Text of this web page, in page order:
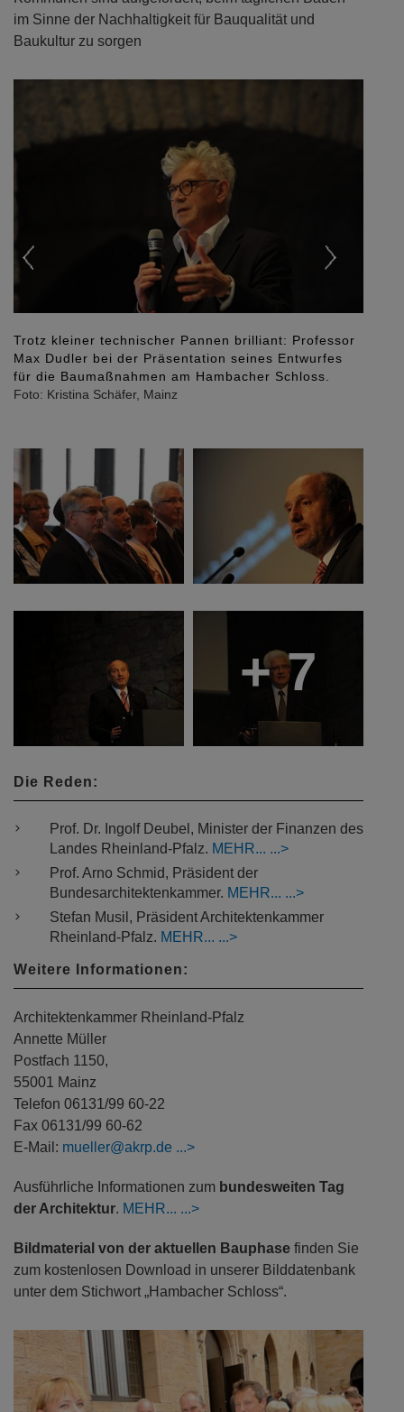
Stadtplanern, die allen Rede und Antwort stehen.
Gerade öffentliche Bauherren wie Bund, Länder und
Kommunen sind aufgefordert, beim täglichen Bauen
Blick ins Publikum während der Begrüßung durch
Foto: Kristina Schäfer, Mainz
Previous
+ 7
Die Reden:
Prof. Dr. Ingolf Deubel, Minister der Finanzen des
Landes Rheinland-Pfalz.MEHR...
Prof. Arno Schmid, Präsident der
Bundesarchitektenkammer.MEHR...
Stefan Musil, Präsident Architektenkammer
Rheinland-Pfalz.MEHR...
Weitere Informationen:
Architektenkammer Rheinland-Pfalz
Telefon 06131/99 60-22
Fax 06131/99 60-62
E-Mail:
mueller@akrp.de
Ausführliche Informationen zum
bundesweiten Tag
der Architektur
MEHR...
Bildmaterial von der aktuellen Bauphase
unter dem Stichwort „Hambacher Schloss“.
Previous Next